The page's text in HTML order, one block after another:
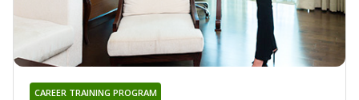
CAREER TRAINING PROGRAM